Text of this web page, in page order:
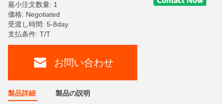
最小注文数量: 1
価格: Negotiated
受渡し時間: 5-8day
支払条件: T/T
お問い合わせ
製品詳細 製品の説明